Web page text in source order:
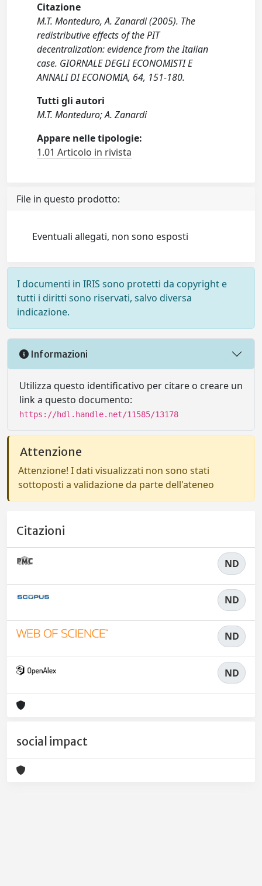
Citazione
M.T. Monteduro, A. Zanardi (2005). The
redistributive effects of the PIT
decentralization: evidence from the Italian
case. GIORNALE DEGLI ECONOMISTI E
ANNALI DI ECONOMIA, 64, 151-180.
Tutti gli autori
M.T. Monteduro; A. Zanardi
Appare nelle tipologie:
1.01 Articolo in rivista
File in questo prodotto:
Eventuali allegati, non sono esposti
I documenti in IRIS sono protetti da copyright e
tutti i diritti sono riservati, salvo diversa
indicazione.
Informazioni
Utilizza questo identificativo per citare o creare un
link a questo documento:
https://hdl.handle.net/11585/13178
Attenzione
Attenzione! I dati visualizzati non sono stati
sottoposti a validazione da parte dell'ateneo
Citazioni
ND
ND
ND
ND
social impact